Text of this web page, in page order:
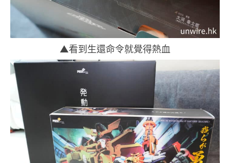
▲看到生還命令就覺得熱血